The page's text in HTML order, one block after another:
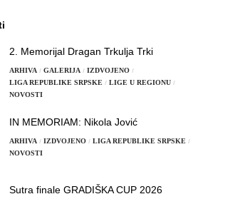
2. Memorijal Dragan Trkulja Trki
ARHIVA GALERIJA
IZDVOJENO
LIGA REPUBLIKE SRPSKE
LIGE U REGIONU
NOVOSTI
IN MEMORIAM: Nikola Jović
ARHIVA IZDVOJENO
LIGA REPUBLIKE SRPSKE
NOVOSTI
Sutra finale GRADIŠKA CUP 2026